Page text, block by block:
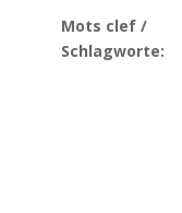
Mots clef /
Schlagworte: